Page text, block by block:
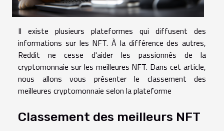
Il existe plusieurs plateformes qui diffusent des
informations sur les NFT. À la différence des autres,
Reddit ne cesse d'aider les passionnés de la
cryptomonnaie sur les meilleures NFT. Dans cet article,
nous allons vous présenter le classement des
meilleures cryptomonnaie selon la plateforme
Classement des meilleurs NFT